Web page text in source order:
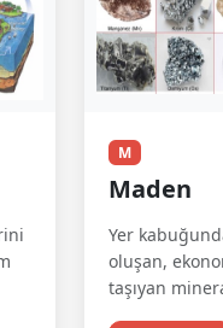
M
Maden
Yer
oluşan,
taşıyan